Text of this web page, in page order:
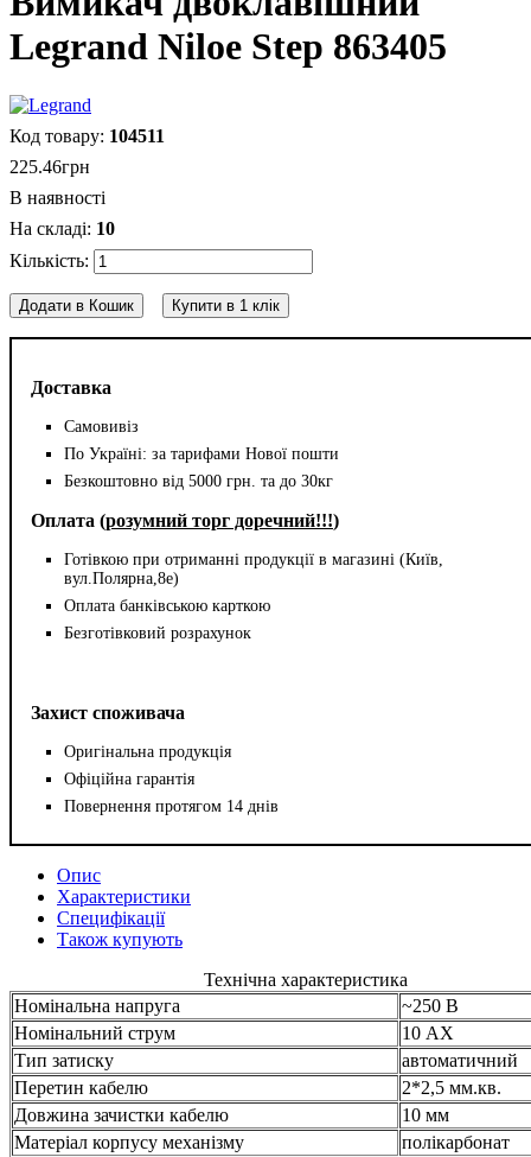
Legrand Niloe Step 863405
Доставка
Самовивіз
По Україні: за тарифами Нової пошти
Безкоштовно від 5000 грн. та до 30кг
Оплата (розумний торг доречний!!!)
Готівкою при отриманні продукції в магазині (Київ,
вул.Полярна,8е)
Оплата банківською карткою
Безготівковий розрахунок
Захист споживача
Оригінальна продукція
Офіційна гарантія
Повернення протягом 14 днів
104511
225.46грн
В наявності
10
Додати в Кошик Купити в 1 клік
Опис
Характеристики
Специфікації
Також купують
Технічна характеристика
Номінальна напруга
~250 В
Номінальний струм
10 АХ
Тип затиску
автоматичний
Перетин кабелю
2*2,5 мм.кв.
Довжина зачистки кабелю
10 мм
Матеріал корпусу механізму
полікарбонат